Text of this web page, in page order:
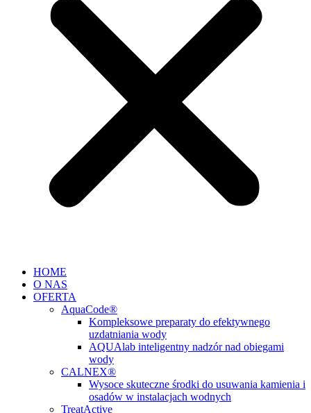
HOME
O NAS
OFERTA
AquaCode®
Kompleksowe preparaty do efektywnego
uzdatniania wody
AQUAlab inteligentny nadzór nad obiegami
wody
CALNEX®
Wysoce skuteczne środki do usuwania kamienia i
osadów w instalacjach wodnych
TreatActive